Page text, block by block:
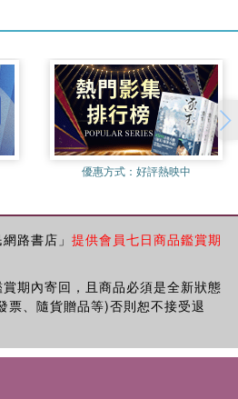
但，卻彷彿自成一國，無論政府或
內部規則或監管。究其原因，當然
「所謂『丁屋』是什麼？為何圍村
問題剪不斷，理還亂，無法長話短
圍村作為小說主要背景和隱喻，以
境的少年少女（朱利安、朱利亞、
跨數十年的時空，側寫出香港這個
這實在是個一點都不容易，甚至
一直擅長刻畫家庭予人之傷害和
眠大宅》，要處理的則是從個人、
後構成各個人物各種面貌的歷史裡
起異國的陰雨和白霧，一種英式的
、沒有過度渲染的描繪、沒有驚駭
外，或，讀完了幾個段落、幾頁，
話中之話是什麼。這倒不是說，林
雙眼，摸黑在無眠大宅走路，他也
樓及一樓的空間劃分、室內設計、
為了加強記憶，他為無眠大宅畫
出自業餘者之手，帶有幼嫩的風
，甚至是畫圖的基本技巧，如比
出於心愛而繪製的平面圖。
紙，並由迴紋針夾著，像袋巾，內
樓及二樓的平面圖。從摺痕得知，
、修改，某些部分的紙質較薄，顯
畫，第一張平面圖尤其仔細，花
在其位，標記電視櫃、飯桌、櫥
桌上方那幅家庭照也有指涉，可見
各個部分之組成十分熟稔。第二張
，繪圖者得以用上間尺，把A 4紙
。繪圖者在一樓的兩位房間主人的
間。起初，繪畫者對己見有些許堅
積並非均等，卻不好爭辯，而兩間
法處理。他們三人同時忘記考慮走
優惠方式： 好評熱映中
路書店」 提供會員七日商品鑑賞期
期內寄回，且商品必須是全新狀態
票、隨貨贈品等)否則恕不接受退